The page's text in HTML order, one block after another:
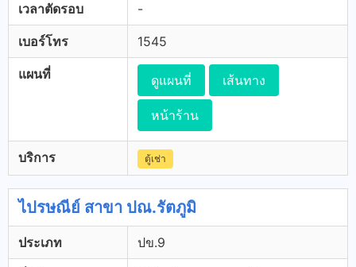
เวลาตัดรอบ -
เบอร์โทร 1545
แผนที่ ดูแผนที่ เส้นทาง
หน้าร้าน
บริการ ตู้เช่า
ไปรษณีย์ สาขา ปณ.รัตภูมิ
ประเภท ปข.9